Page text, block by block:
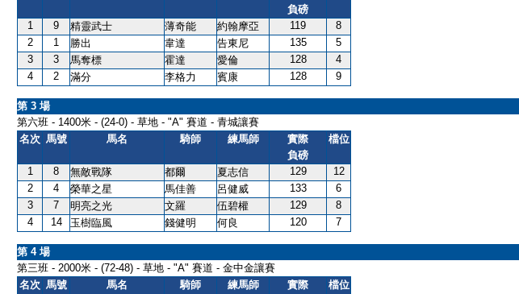
負磅
1 9 精靈武士 薄奇能 約翰摩亞 119
8
2
1 勝出 韋達 告東尼 135
5
3
3 馬奪標 霍達 愛倫 128
4
4
2 滿分 李格力 賓康 128 9
第 3 場
第六班 - 1400米 - (24-0) - 草地 - "A" 賽道 - 青城讓賽
名次 馬號 馬名 騎師 練馬師
實際
負磅
檔位
1 8 無敵戰隊 都爾 夏志信 129
12
2
4 榮華之星 馬佳善 呂健威 133
6
3
7 明亮之光 文羅 伍碧權 129
8
4
14 玉樹臨風 錢健明 何良 120 7
第 4 場
第三班 - 2000米 - (72-48) - 草地 - "A" 賽道 - 金中金讓賽
名次 馬號 馬名 騎師 練馬師
實際
檔位